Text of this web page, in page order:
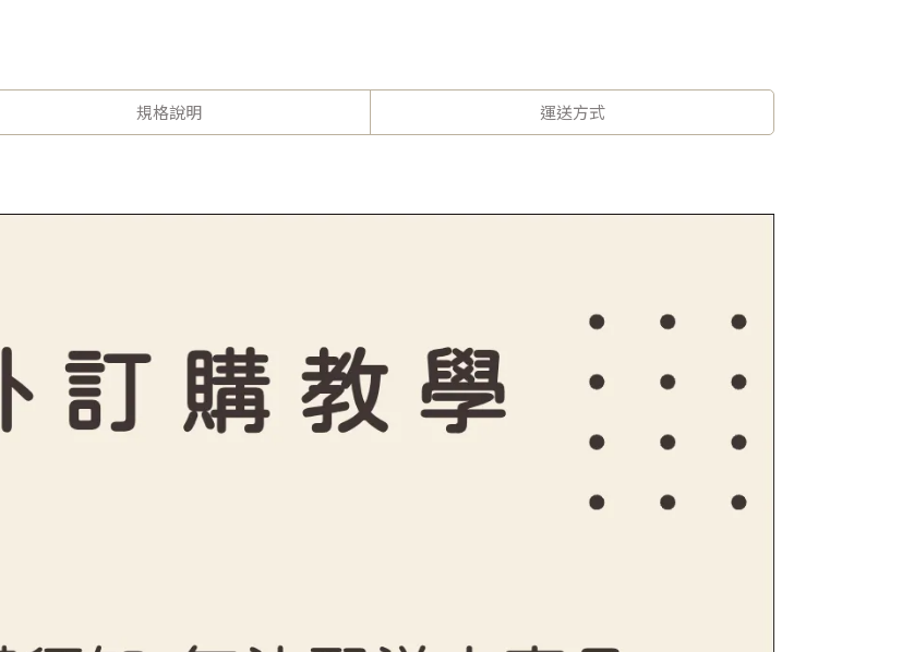
規格說明 運送方式